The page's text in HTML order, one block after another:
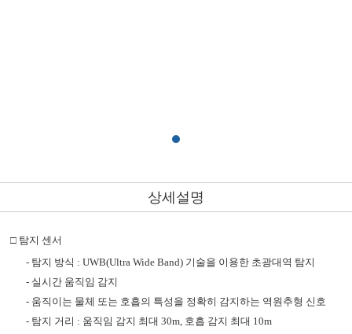
상세설명
□ 탐지 센서
- 탐지 방식 : UWB(Ultra Wide Band) 기술을 이용한 초광대역 탐지
- 실시간 움직임 감지
- 움직이는 물체 또는 호흡의 특성을 정확히 감지하는 역원추형 신호
- 탐지 거리 : 움직임 감지 최대30m, 호흡 감지 최대 10m